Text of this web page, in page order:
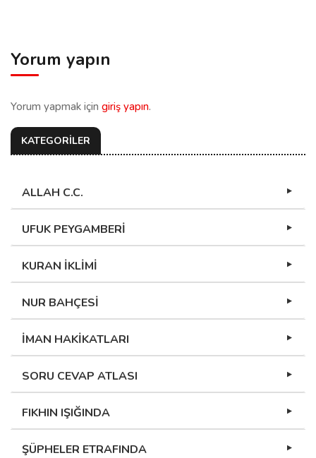
Yorum yapın
Yorum yapmak için giriş yapın.
KATEGORİLER
ALLAH C.C.
UFUK PEYGAMBERİ
KURAN İKLİMİ
NUR BAHÇESİ
İMAN HAKİKATLARI
SORU CEVAP ATLASI
FIKHIN IŞIĞINDA
ŞÜPHELER ETRAFINDA